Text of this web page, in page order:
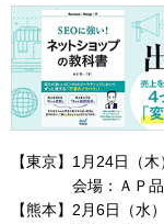
【東京】1月24日（
会場：ＡＰ品川
【熊本】2月6日（水